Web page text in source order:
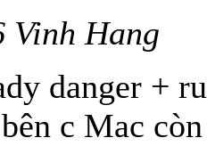
Vinh Hang
danger +
c Mac